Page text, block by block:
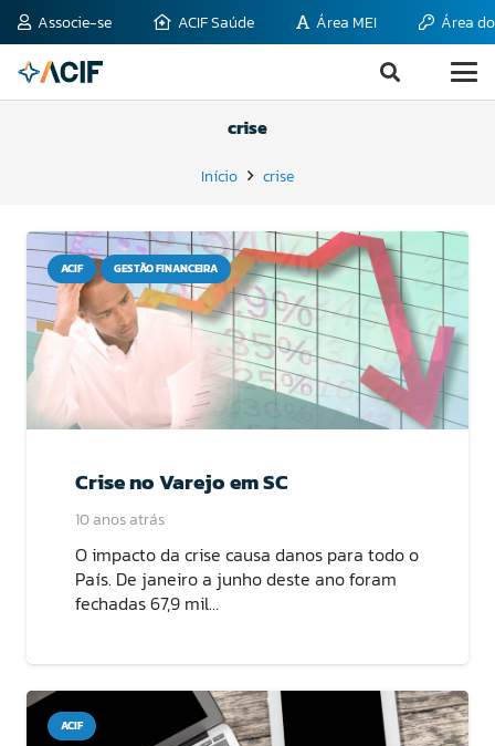
Associe-se ACIF Saúde Área MEI Área
crise
Início crise
ACIF GESTÃO FINANCEIRA
Crise no Varejo em SC
10 anos atrás
O impacto da crise causa danos para todo o
País. De janeiro a junho deste ano foram
fechadas 67,9 mil…
ACIF